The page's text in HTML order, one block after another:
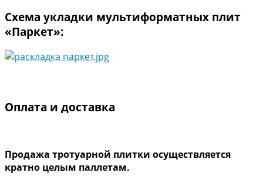
Схема укладки мультиформатных плит
«Паркет»:
Оплата и доставка
Продажа тротуарной плитки осуществляется
кратно целым паллетам.